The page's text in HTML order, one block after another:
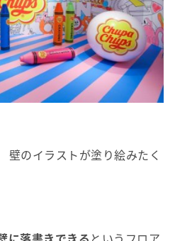
壁のイラストが塗り絵みたく